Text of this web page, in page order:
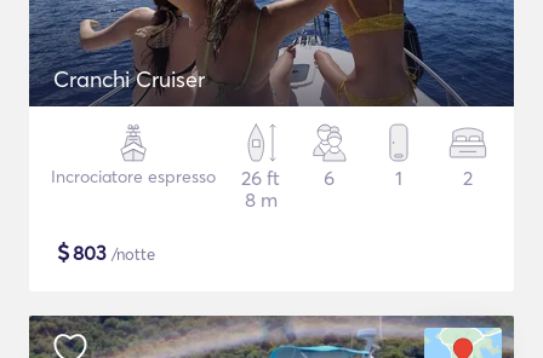
Cranchi Cruiser
Incrociatore espresso
26 ft
8 m
6 1 2
$803 /notte